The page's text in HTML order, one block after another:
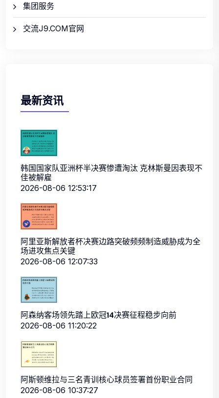
集团服务
交流J9.COM官网
最新资讯
韩国国家队亚洲杯半决赛惨遭淘汰 克林斯曼因表现不
佳被解雇
2026-08-06 12:53:17
阿里亚斯解放者杯决赛边路突破频频制造威胁成为全
场进攻焦点关键
2026-08-06 12:07:33
阿森纳客场领先踏上欧冠14决赛征程稳步向前
2026-08-06 11:20:22
阿斯顿维拉与三名青训核心球员签署首份职业合同
2026-08-06 10:37:27